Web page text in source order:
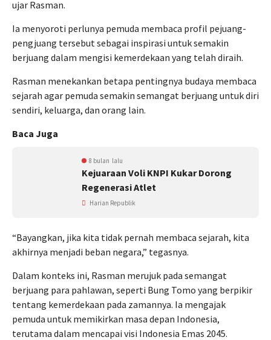
ujar Rasman.
Ia menyoroti perlunya pemuda membaca profil pejuang-
pengjuang tersebut sebagai inspirasi untuk semakin
berjuang dalam mengisi kemerdekaan yang telah diraih.
Rasman menekankan betapa pentingnya budaya membaca
sejarah agar pemuda semakin semangat berjuang untuk diri
sendiri, keluarga, dan orang lain.
Baca Juga
8 bulan lalu
Kejuaraan Voli KNPI Kukar Dorong
Regenerasi Atlet
Harian Republik
“Bayangkan, jika kita tidak pernah membaca sejarah, kita
akhirnya menjadi beban negara,” tegasnya.
Dalam konteks ini, Rasman merujuk pada semangat
berjuang para pahlawan, seperti Bung Tomo yang berpikir
tentang kemerdekaan pada zamannya. Ia mengajak
pemuda untuk memikirkan masa depan Indonesia,
terutama dalam mencapai visi Indonesia Emas 2045.